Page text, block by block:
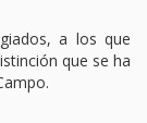
a los que
que se ha